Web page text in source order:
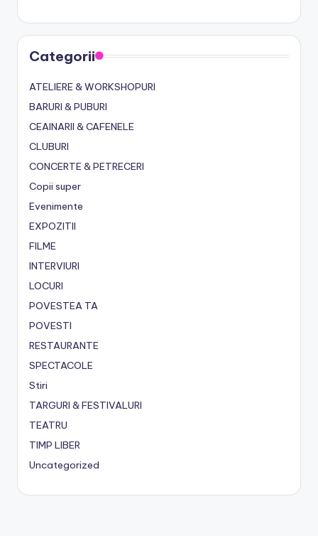
Categorii
ATELIERE & WORKSHOPURI
BARURI & PUBURI
CEAINARII & CAFENELE
CLUBURI
CONCERTE & PETRECERI
Copii super
Evenimente
EXPOZITII
FILME
INTERVIURI
LOCURI
POVESTEA TA
POVESTI
RESTAURANTE
SPECTACOLE
Stiri
TARGURI & FESTIVALURI
TEATRU
TIMP LIBER
Uncategorized